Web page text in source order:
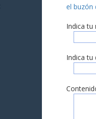
el buzón
Indica tu
Indica tu